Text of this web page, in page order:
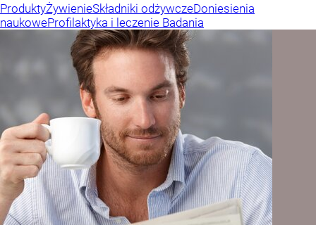
ProduktyŻywienieSkładniki odżywczeDoniesienia
naukoweProfilaktyka i leczenie Badania